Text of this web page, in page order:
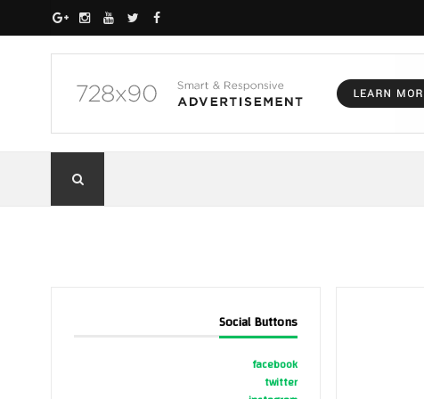
Social Buttons
facebook
twitter